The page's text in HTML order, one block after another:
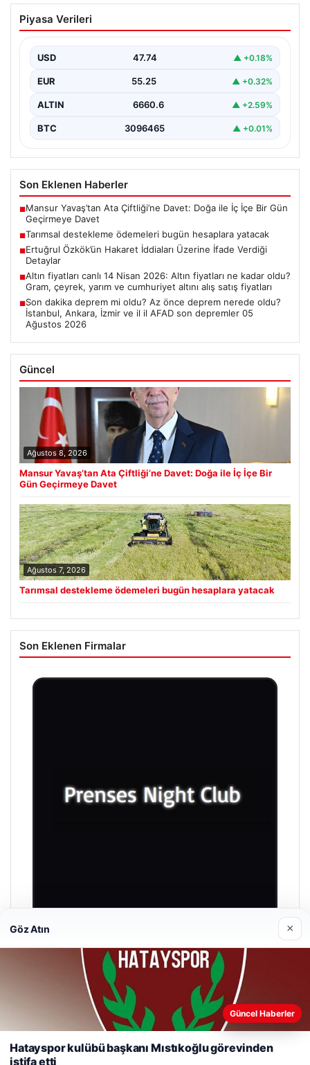
Tarımsal destekleme ödemeleri bugün
hesaplara yatacak
Piyasa Verileri
USD 47.74 ▲ +0.18%
EUR 55.25 ▲ +0.32%
ALTIN 6660.6 ▲ +2.59%
BTC 3096465 ▲ +0.01%
Son Eklenen Haberler
■Mansur Yavaş’tan Ata Çiftliği’ne Davet: Doğa ile İç İçe Bir Gün
Geçirmeye Davet
■Tarımsal destekleme ödemeleri bugün hesaplara yatacak
■Ertuğrul Özkök’ün Hakaret İddiaları Üzerine İfade Verdiği
Detaylar
■Altın fiyatları canlı 14 Nisan 2026: Altın fiyatları ne kadar oldu?
Gram, çeyrek, yarım ve cumhuriyet altını alış satış fiyatları
■Son dakika deprem mi oldu? Az önce deprem nerede oldu?
İstanbul, Ankara, İzmir ve il il AFAD son depremler 05
Ağustos 2026
Güncel
Ağustos 8, 2026
Mansur Yavaş’tan Ata Çiftliği’ne Davet: Doğa ile İç İçe Bir
Gün Geçirmeye Davet
Ağustos 7, 2026
Tarımsal destekleme ödemeleri bugün hesaplara yatacak
Son Eklenen Firmalar
Prenses Night Club
Nisan 29, 2026
Web sitemizi nasıl kullandığınızı daha iyi anlayabilmek,
kullanıyoruz.Çerez Politikamız
Göz Atın ×
Güncel Haberler
Hatayspor kulübü başkanı Mıstıkoğlu görevinden
istifa etti